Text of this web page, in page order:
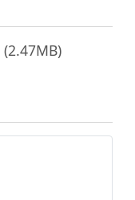
(2.47MB)